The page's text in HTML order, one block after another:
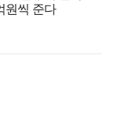
원씩 준다